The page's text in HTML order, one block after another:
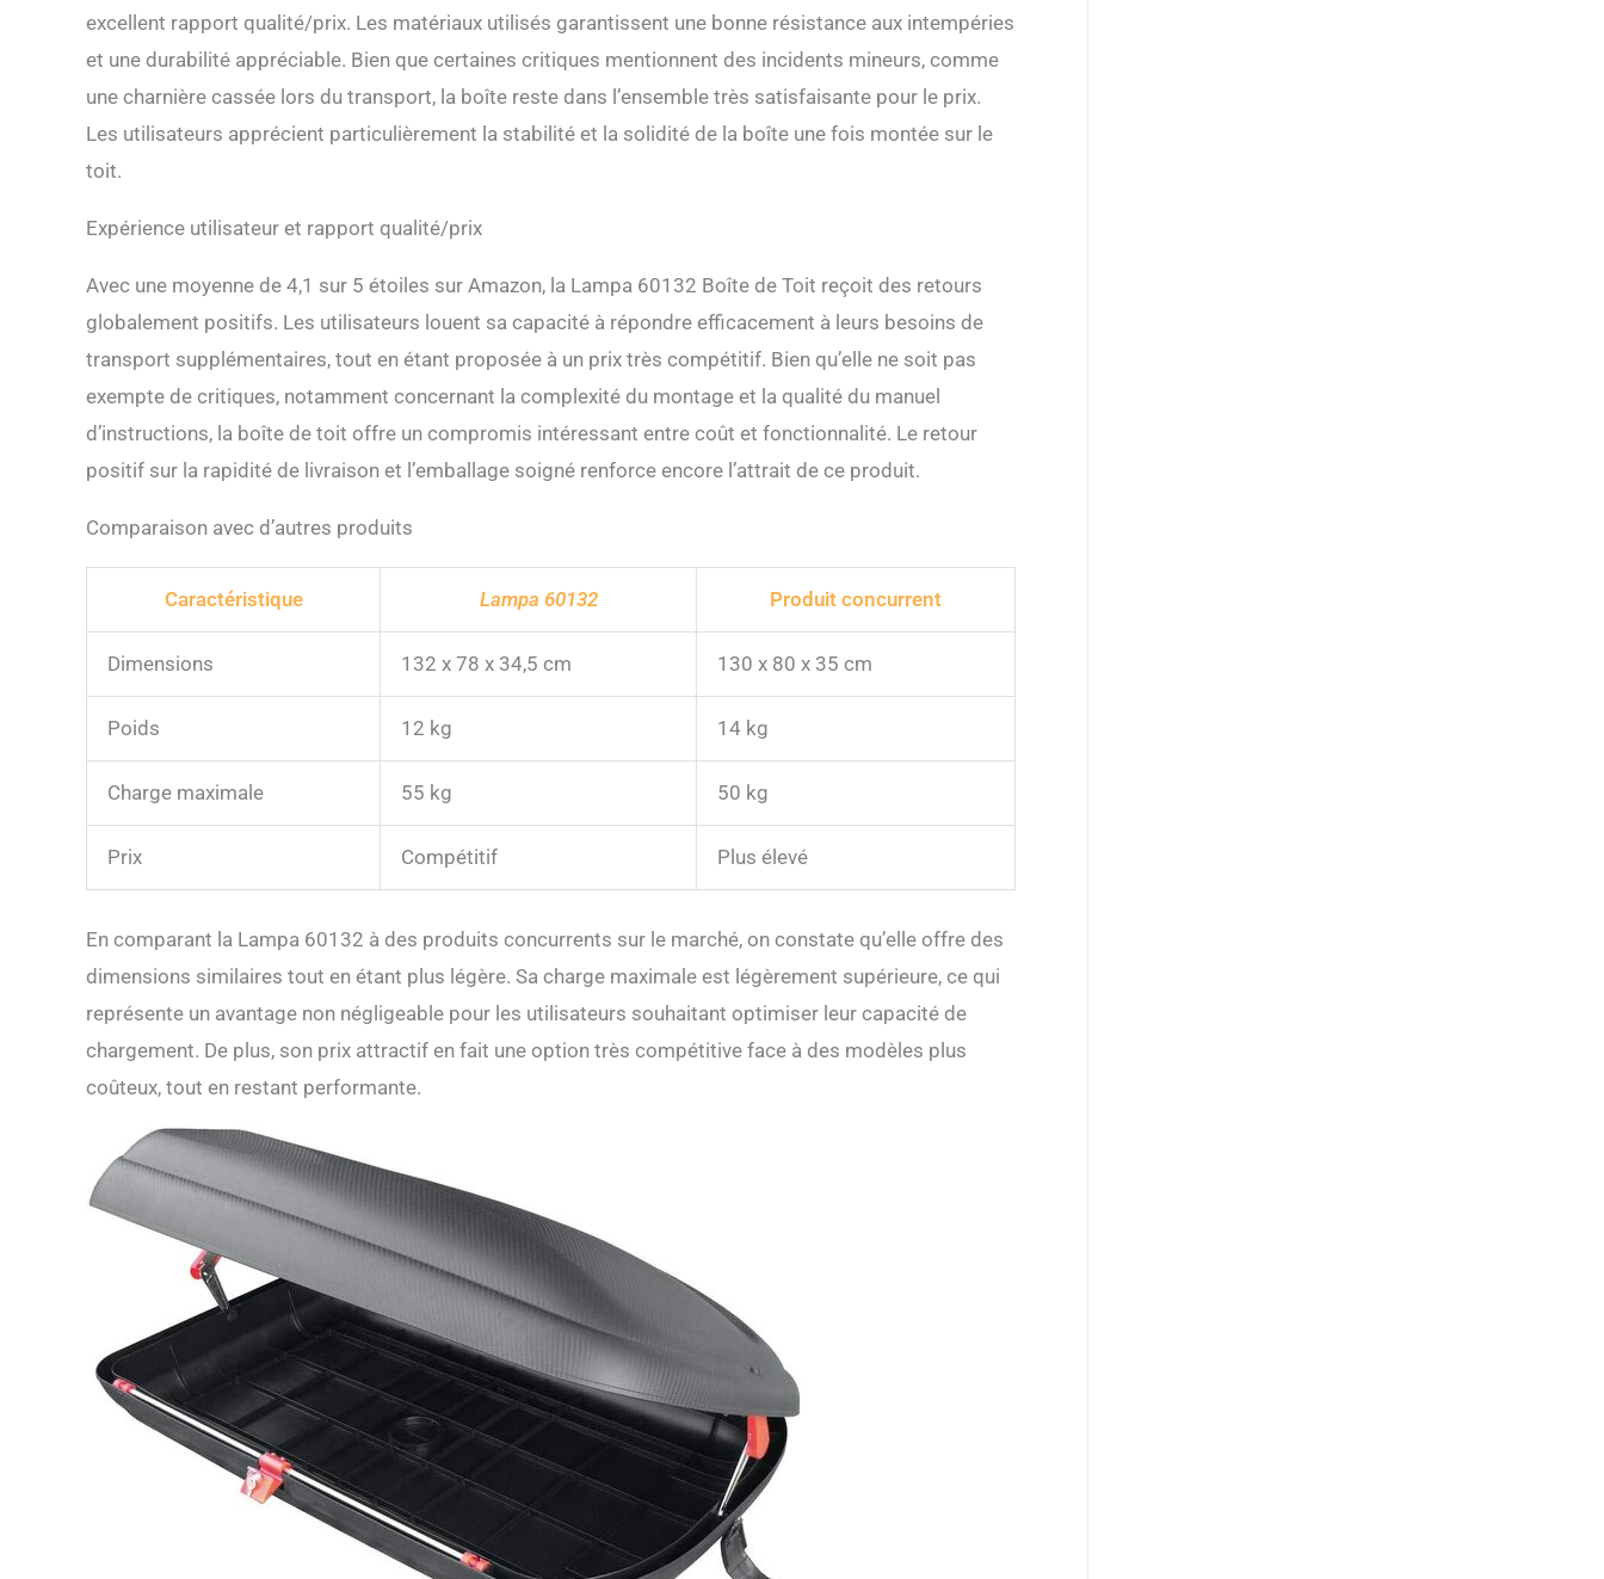
excellent rapport qualité/prix. Les matériaux utilisés garantissent une bonne résistance aux intempéries
et une durabilité appréciable. Bien que certaines critiques mentionnent des incidents mineurs, comme
une charnière cassée lors du transport, la boîte reste dans l’ensemble très satisfaisante pour le prix.
Les utilisateurs apprécient particulièrement la stabilité et la solidité de la boîte une fois montée sur le
toit.
Expérience utilisateur et rapport qualité/prix
Avec une moyenne de 4,1 sur 5 étoiles sur Amazon, la Lampa 60132 Boîte de Toit reçoit des retours
globalement positifs. Les utilisateurs louent sa capacité à répondre efficacement à leurs besoins de
transport supplémentaires, tout en étant proposée à un prix très compétitif. Bien qu’elle ne soit pas
exempte de critiques, notamment concernant la complexité du montage et la qualité du manuel
d’instructions, la boîte de toit offre un compromis intéressant entre coût et fonctionnalité. Le retour
positif sur la rapidité de livraison et l’emballage soigné renforce encore l’attrait de ce produit.
Comparaison avec d’autres produits
Caractéristique Lampa 60132 Produit concurrent
Dimensions 132 x 78 x 34,5 cm 130 x 80 x 35 cm
Poids 12 kg 14 kg
Charge maximale 55 kg 50 kg
Prix Compétitif Plus élevé
En comparant la Lampa 60132 à des produits concurrents sur le marché, on constate qu’elle offre des
dimensions similaires tout en étant plus légère. Sa charge maximale est légèrement supérieure, ce qui
représente un avantage non négligeable pour les utilisateurs souhaitant optimiser leur capacité de
chargement. De plus, son prix attractif en fait une option très compétitive face à des modèles plus
coûteux, tout en restant performante.